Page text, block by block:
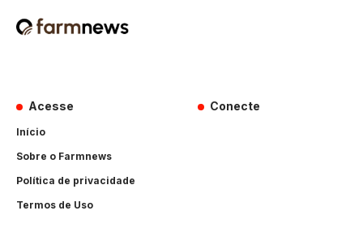
Acesse
Início
Sobre o Farmnews
Política de privacidade
Termos de Uso
Conecte